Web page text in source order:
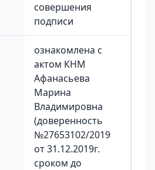
совершения
подписи
ознакомлена с
актом КНМ
Афанасьева
Марина
Владимировна
(доверенность
№27653102/2019
от 31.12.2019г.
сроком до